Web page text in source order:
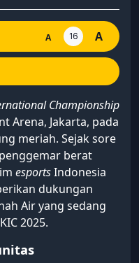
A 16 A
Championship
Arena, Jakarta, pada
meriah. Sejak sore
berat
esportsIndonesia
dukungan
Air yang sedang
2025.